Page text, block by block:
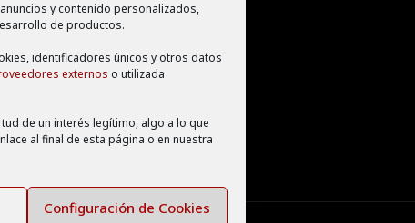
y contenido personalizados,
de productos.
identificadores únicos y otros datos
externos o utilizada
de un interés legítimo, algo a lo que
al final de esta página o en nuestra
Configuración de Cookies
CP 11009, Cádiz
info@kaeruen.com